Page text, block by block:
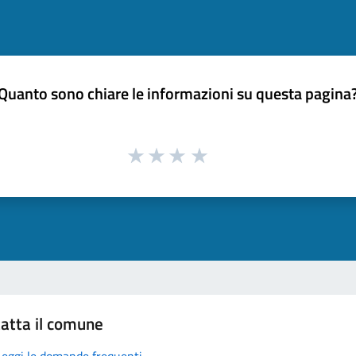
sono chiare le informazioni su questa
il comune